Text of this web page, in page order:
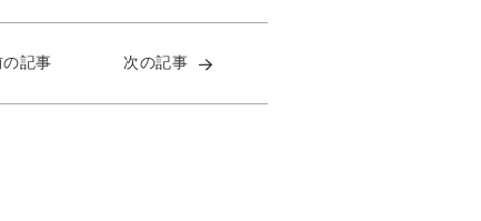
の記事 次の記事